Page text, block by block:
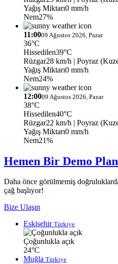
Yağış Miktarı0 mm/h
Nem27%
11:0009 Ağustos 2026, Pazar
36°C
Hissedilen39°C
Rüzgar28 km/h | Poyraz
Yağış Miktarı0 mm/h
Nem24%
12:0009 Ağustos 2026, Pazar
38°C
Hissedilen40°C
Rüzgar22 km/h | Poyraz
Yağış Miktarı0 mm/h
Nem21%
Hemen Bir Demo
Daha önce görülmemiş
çağ başlıyor!
Bize Ulaşın
Eskişehir Türkiye
Çoğunlukla açık
24°C
Muğla Türkiye